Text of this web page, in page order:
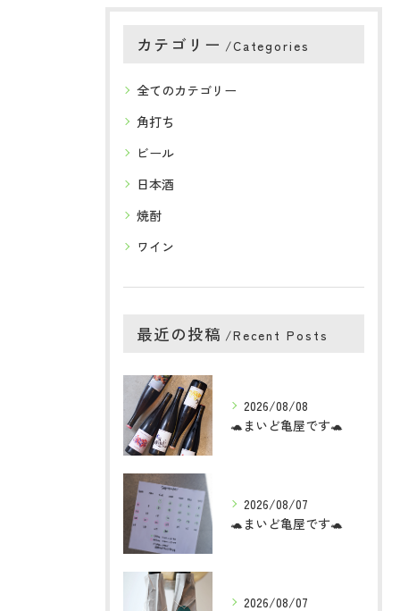
カテゴリー Categories
全てのカテゴリー
角打ち
ビール
日本酒
焼酎
ワイン
最近の投稿 Recent Posts
2026/08/08
🐢まいど亀屋です🐢
2026/08/07
🐢まいど亀屋です🐢
2026/08/07